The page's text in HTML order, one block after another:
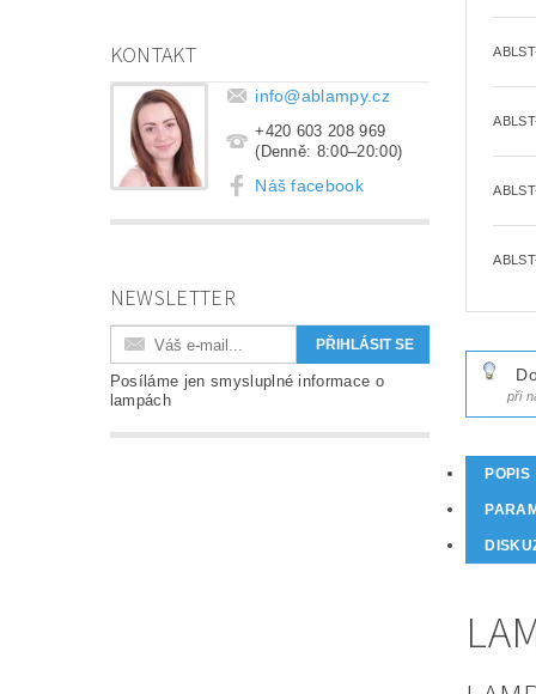
KONTAKT
info@ablampy.cz
+420 603 208 969
(Denně: 8:00–20:00)
Náš facebook
NEWSLETTER
Posíláme jen smysluplné informace o
lampách
při
POPIS